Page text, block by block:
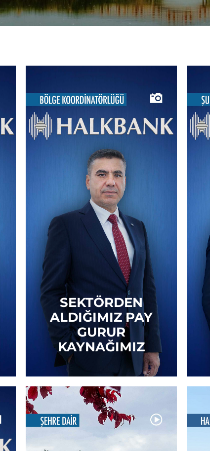
SEKTÖRDEN
ALDIĞIMIZ PAY
GURUR
KAYNAĞIMIZ